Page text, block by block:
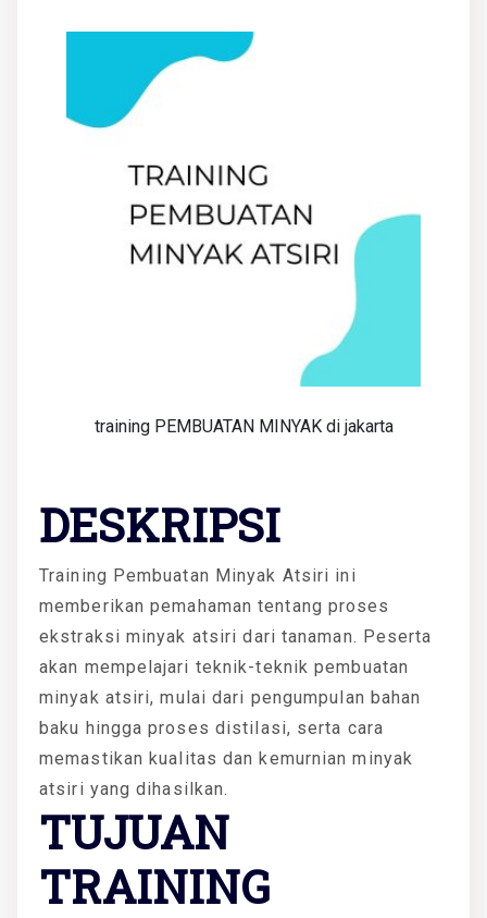
training PEMBUATAN MINYAK di jakarta
DESKRIPSI
Training Pembuatan Minyak Atsiri ini
memberikan pemahaman tentang proses
ekstraksi minyak atsiri dari tanaman. Peserta
akan mempelajari teknik-teknik pembuatan
minyak atsiri, mulai dari pengumpulan bahan
baku hingga proses distilasi, serta cara
memastikan kualitas dan kemurnian minyak
atsiri yang dihasilkan.
TUJUAN
TRAINING